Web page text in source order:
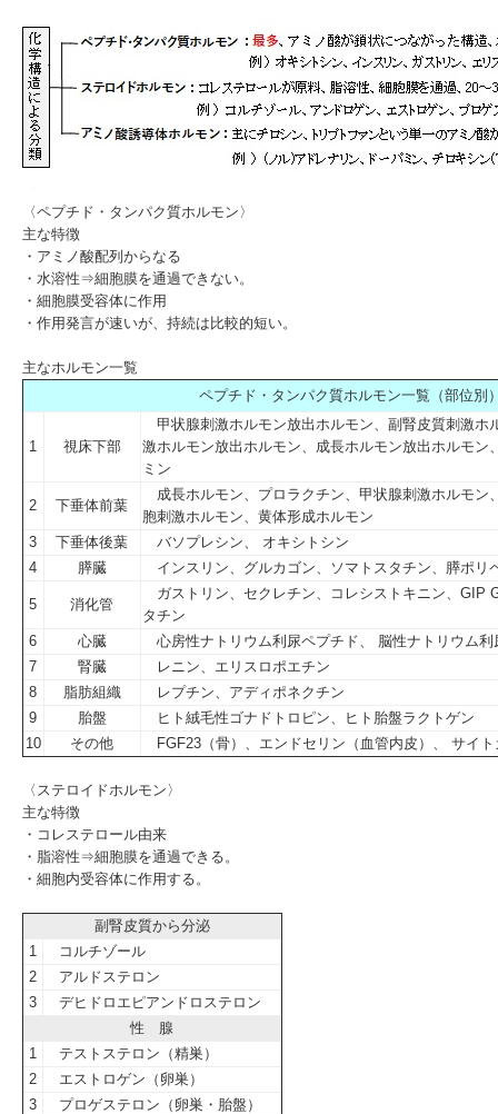
〈ペプチド・タンパク質ホルモン〉
主な特徴
・アミノ酸配列からなる
・水溶性⇒細胞膜を通過できない。
・細胞膜受容体に作用
・作用発言が速いが、持続は比較的短い。
主なホルモン一覧
ペプチド・タンパク質ホルモン一覧（部位別
1 視床下部
甲状腺刺激ホルモン放出ホルモン、副腎皮質刺激ホ
激ホルモン放出ホルモン、成長ホルモン放出ホルモン
ミン
2 下垂体前葉
成長ホルモン、プロラクチン、甲状腺刺激ホルモン
胞刺激ホルモン、黄体形成ホルモン
3
下垂体後葉
バソプレシン、 オキシトシン
4
膵臓 インスリン、グルカゴン、ソマトスタチン、膵ポリ
5 消化管
ガストリン、セクレチン、コレシストキニン、GIP
タチン
6
心臓
心房性ナトリウム利尿ペプチド、 脳性ナトリウム利
7
腎臓
レニン、エリスロポエチン
8
脂肪組織
レプチン、アディポネクチン
9
胎盤
ヒト絨毛性ゴナドトロピン、ヒト胎盤ラクトゲン
10
その他 FGF23（骨）、エンドセリン（血管内皮）、 サイ
〈ステロイドホルモン〉
主な特徴
・コレステロール由来
・脂溶性⇒細胞膜を通過できる。
・細胞内受容体に作用する。
副腎皮質から分泌
1
コルチゾール
2
アルドステロン
3
デヒドロエピアンドロステロン
性 腺
1
テストステロン（精巣）
2
エストロゲン（卵巣）
3
プロゲステロン（卵巣・胎盤）